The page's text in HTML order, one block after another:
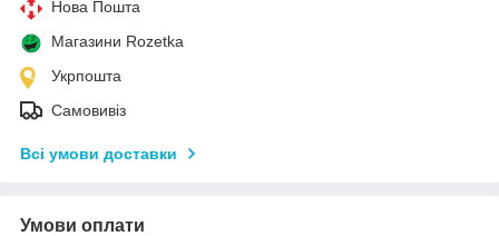
Нова Пошта
Магазини Rozetka
Укрпошта
Самовивіз
Всі умови доставки
Умови оплати